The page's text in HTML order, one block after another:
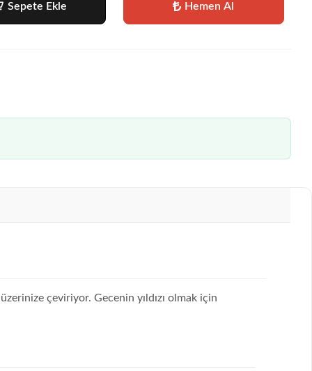
Sepete Ekle Hemen Al
çeviriyor. Gecenin yıldızı olmak için